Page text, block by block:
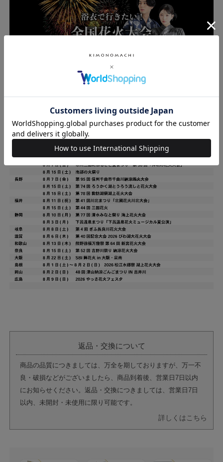
返品・交換について
商品の品質につきましては、万全を期しておりますが、万一不
良・破損などがございましたら、商品到着後、営業日7日以内
にお知らせください。返品・交換につきましては、営業日7日
以内、未開封・未使用に限り可能です。
詳しくはこちら